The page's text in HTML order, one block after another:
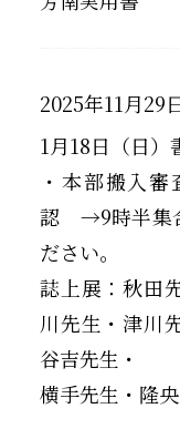
2025年11月29
1月18日（日）
・本部搬入
認 →9時半集
ださい。
誌上展：秋田
川先生・津川
谷吉先生・
横手先生・隆